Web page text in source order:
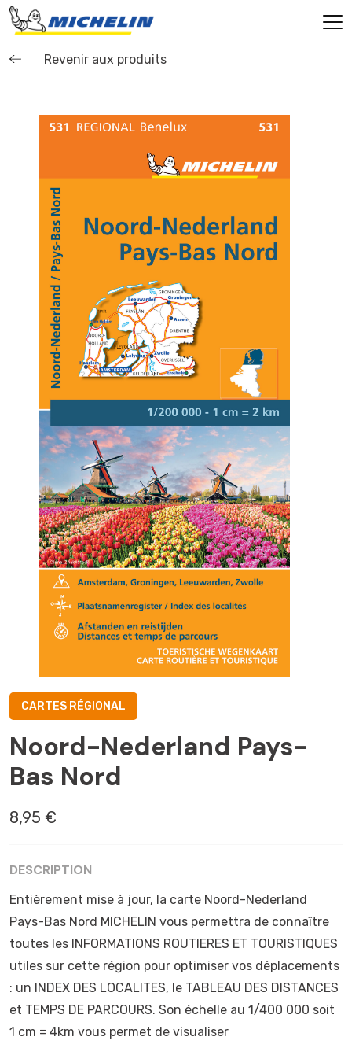
Revenir aux produits
CARTES RÉGIONAL
Noord-Nederland Pays-
Bas Nord
8,95 €
DESCRIPTION
Entièrement mise à jour, la carte Noord-Nederland
Pays-Bas Nord MICHELIN vous permettra de connaître
toutes les INFORMATIONS ROUTIERES ET TOURISTIQUES
utiles sur cette région pour optimiser vos déplacements
: un INDEX DES LOCALITES, le TABLEAU DES DISTANCES
et TEMPS DE PARCOURS. Son échelle au 1/400 000 soit
1 cm = 4km vous permet de visualiser